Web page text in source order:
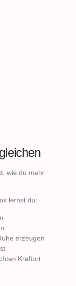
wie du mehr
lernst du:
erzeugen
Kraftort